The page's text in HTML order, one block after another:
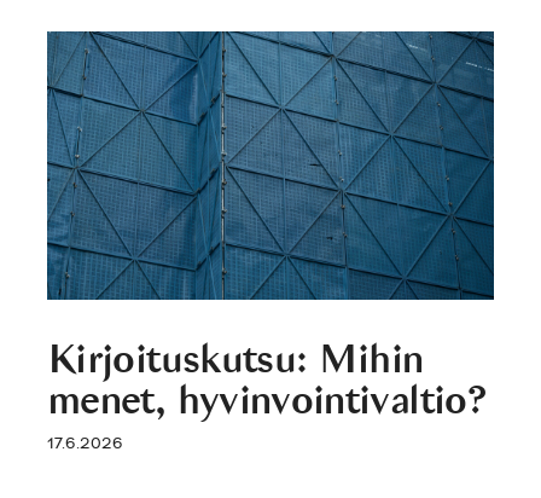
Kirjoituskutsu: Mihin
menet, hyvinvointivaltio?
17.6.2026